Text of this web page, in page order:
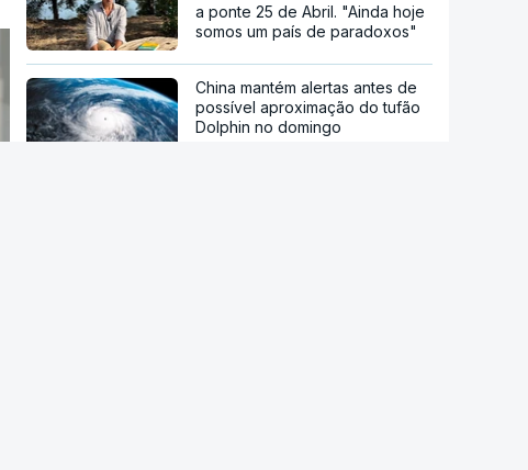
a ponte 25 de Abril. "Ainda hoje
somos um país de paradoxos"
China mantém alertas antes de
possível aproximação do tufão
Dolphin no domingo